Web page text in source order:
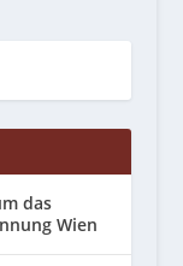
das
Wien